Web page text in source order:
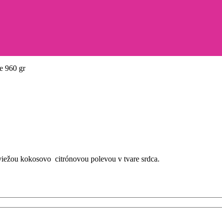
960 gr
kokosovo citrónovou polevou v tvare srdca.